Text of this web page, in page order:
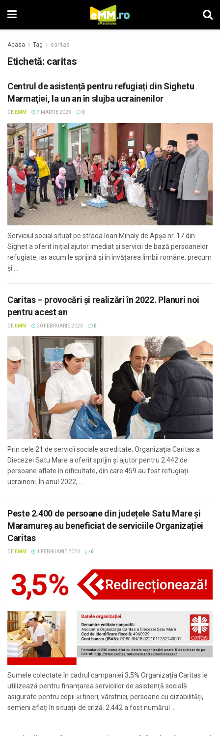
Acasa Tag caritas
Etichetă: caritas
Centrul de asistență pentru refugiați din Sighetu
Marmaţiei, la un an în slujba ucrainenilor
DE EMM 7 MARTIE 2023 0
Serviciul social situat pe strada Ioan Mihaly de Apșa nr. 17 din
Sighet a oferit iniţial ajutor imediat și servicii de bază persoanelor
refugiate, iar acum le sprijină și în învățarea limbii române, precum
și ...
Caritas – provocări și realizări în 2022. Planuri noi
pentru acest an
DE EMM 20 FEBRUARIE 2023 0
Prin cele 21 de servicii sociale acreditate, Organizația Caritas a
Diecezei Satu Mare a oferit sprijin și ajutor pentru 2.442 de
persoane aflate în dificultate, din care 459 au fost refugiați
ucraineni. În anul 2022, ...
Peste 2.400 de persoane din județele Satu Mare și
Maramureș au beneficiat de serviciile Organizației
Caritas
DE EMM 1 FEBRUARIE 2023 0
Sumele colectate în cadrul campaniei 3,5% Organizația Caritas le
utilizează pentru finanțarea serviciilor de asistență socială
asigurate pentru copii și tineri, vârstnici, persoane cu dizabilități,
semeni aflați în situații de criză. 2.442 a fost numărul ...